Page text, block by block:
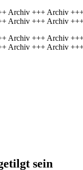
Archiv +++ Archiv
Archiv +++ Archiv
Archiv +++ Archiv
Archiv +++ Archiv
sein